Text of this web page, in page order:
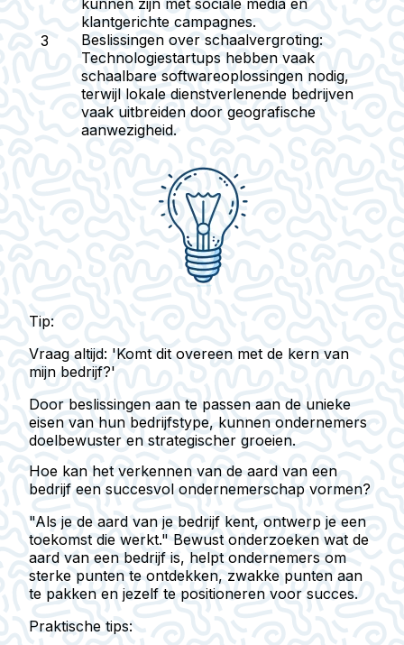
kunnen zijn met sociale media en
klantgerichte campagnes.
Beslissingen over schaalvergroting:
Technologiestartups hebben vaak
schaalbare softwareoplossingen nodig,
terwijl lokale dienstverlenende bedrijven
vaak uitbreiden door geografische
aanwezigheid.
Tip:
Vraag altijd: 'Komt dit overeen met de kern van
mijn bedrijf?'
Door beslissingen aan te passen aan de unieke
eisen van hun bedrijfstype, kunnen ondernemers
doelbewuster en strategischer groeien.
Hoe kan het verkennen van de aard van een
bedrijf een succesvol ondernemerschap vormen?
"Als je de aard van je bedrijf kent, ontwerp je een
toekomst die werkt." Bewust onderzoeken wat de
aard van een bedrijf is, helpt ondernemers om
sterke punten te ontdekken, zwakke punten aan
te pakken en jezelf te positioneren voor succes.
Praktische tips: